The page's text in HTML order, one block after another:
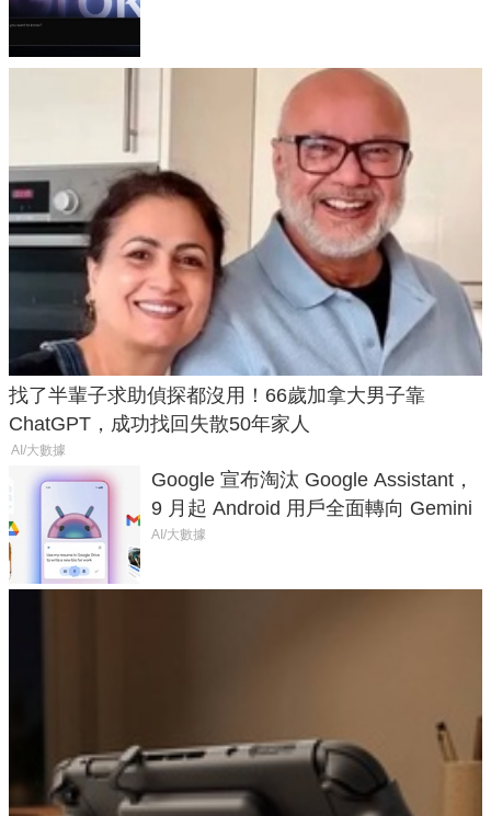
找了半輩子求助偵探都沒用！66歲加拿大男子靠
ChatGPT，成功找回失散50年家人
AI/大數據
Google 宣布淘汰 Google Assistant，
9 月起 Android 用戶全面轉向 Gemini
AI/大數據